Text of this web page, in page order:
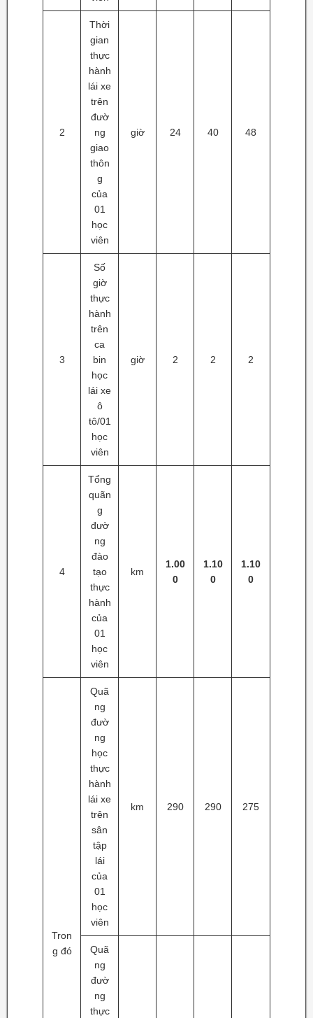
2
Thời
gian
thực
hành
lái xe
trên
đườ
ng
giao
thôn
g
của
01
học
viên
giờ 24 40 48
3
Số
giờ
thực
hành
trên
ca
bin
học
lái xe
ô
tô/01
học
viên
giờ 2 2 2
4
Tổng
quãn
g
đườ
ng
đào
tạo
thực
hành
của
01
học
viên
km
1.00
0
1.10
0
1.10
0
Tron
g đó
Quã
ng
đườ
ng
học
thực
hành
lái xe
trên
sân
tập
lái
của
01
học
viên
km 290 290 275
Quã
ng
đườ
ng
thực